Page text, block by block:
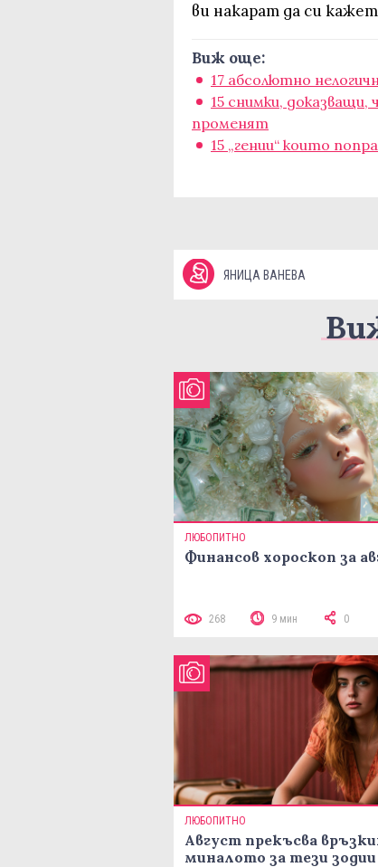
ви накарат да си
Виж още:
17 абсолютно
15 снимки,
променят
15 „гении“ които
ЯНИЦА ВАНЕВА
ЛЮБОПИТНО
Финансов хороскоп за
268 9 мин 0
ЛЮБОПИТНО
Август прекъсва
миналото за тези зодии